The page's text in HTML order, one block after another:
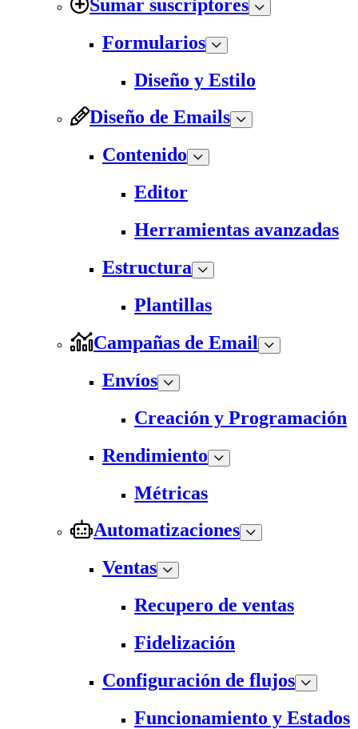
Sumar suscriptores
Formularios
Diseño y Estilo
Diseño de Emails
Contenido
Editor
Herramientas avanzadas
Estructura
Plantillas
Campañas de Email
Envíos
Creación y Programación
Rendimiento
Métricas
Automatizaciones
Ventas
Recupero de ventas
Fidelización
Configuración de flujos
Funcionamiento y Estados